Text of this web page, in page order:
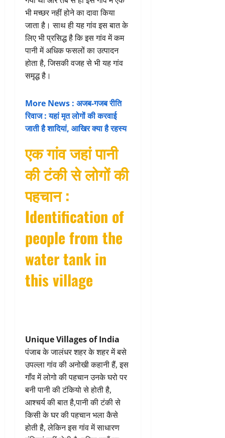
भी मच्छर नहीं होने का दावा किया
जाता है। साथ ही यह गांव इस बात के
लिए भी प्रसिद्ध है कि इस गांव में कम
पानी में अधिक फसलों का उत्पादन
होता है, जिसकी वजह से भी यह गांव
समृद्ध है।
More News : अजब-गजब रीति
रिवाज : यहां मृत लोगों की करवाई
जाती है शादियां, आखिर क्या है रहस्य
एक गांव जहां पानी
की टंकी से लोगों की
पहचान :
Identification of
people from the
water tank in
this village
Unique Villages of India
पंजाब के जालंधर शहर के शहर में बसे
उपल्ला गांव की अनोखी कहानी हैं, इस
गाँव में लोगो की पहचान उनके घरो पर
बनी पानी की टंकियो से होती है,
आश्चर्य की बात है,पानी की टंकी से
किसी के घर की पहचान भला कैसे
होती है, लेकिन इस गांव में साधारण